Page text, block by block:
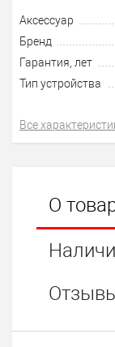
Аксессуар
Бренд
Гарантия, лет
Тип устройства
Все
О